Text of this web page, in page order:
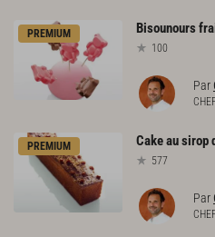
PREMIUM Bisounours
100
Par
PREMIUM Cakeausirop
577
Par